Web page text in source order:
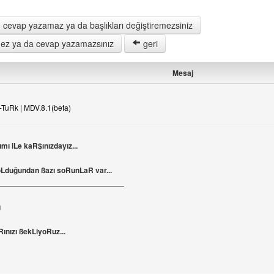
yazamaz ya da başlıkları değiştiremezsiniz
ya da cevap yazamazsınız
geri
Mesaj
| MDV.8.1(beta)
iLe kaR$ınızdayız...
ßazı soRunLaR var...
ßekLiyoRuz...
ziyaret et: media-turk